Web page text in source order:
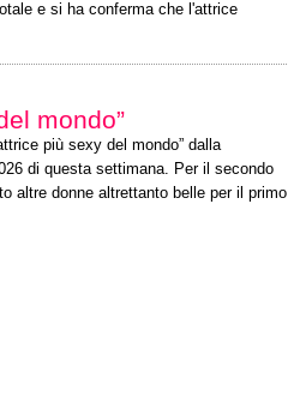
e si ha conferma che l'attrice
mondo”
più sexy del mondo” dalla
di questa settimana. Per il secondo
altre donne altrettanto belle per il primo